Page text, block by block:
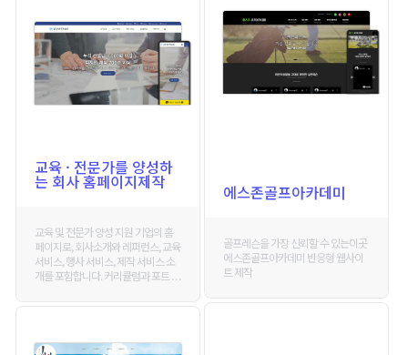
에스존골프아카데미
골프레슨을 가장 신뢰할 수 있는이곳
에스존골프아카데미 반응형 웹사이
트 제작
교육 · 전문가를 양성하
는 회사 홈페이지제작
교육 및 전문가 양성 지원 기업의 홈
페이지로, 회사소개와 레퍼런스, 교육
서비스, 행사 서비스, 제작 서비스 소
개를 포함합니다. 커리큘럼과 포트 . . .